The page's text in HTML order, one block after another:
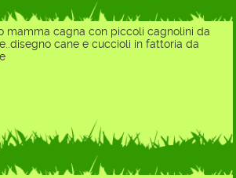
mamma cagna con piccoli cagnolini da
cane e cuccioli in fattoria da